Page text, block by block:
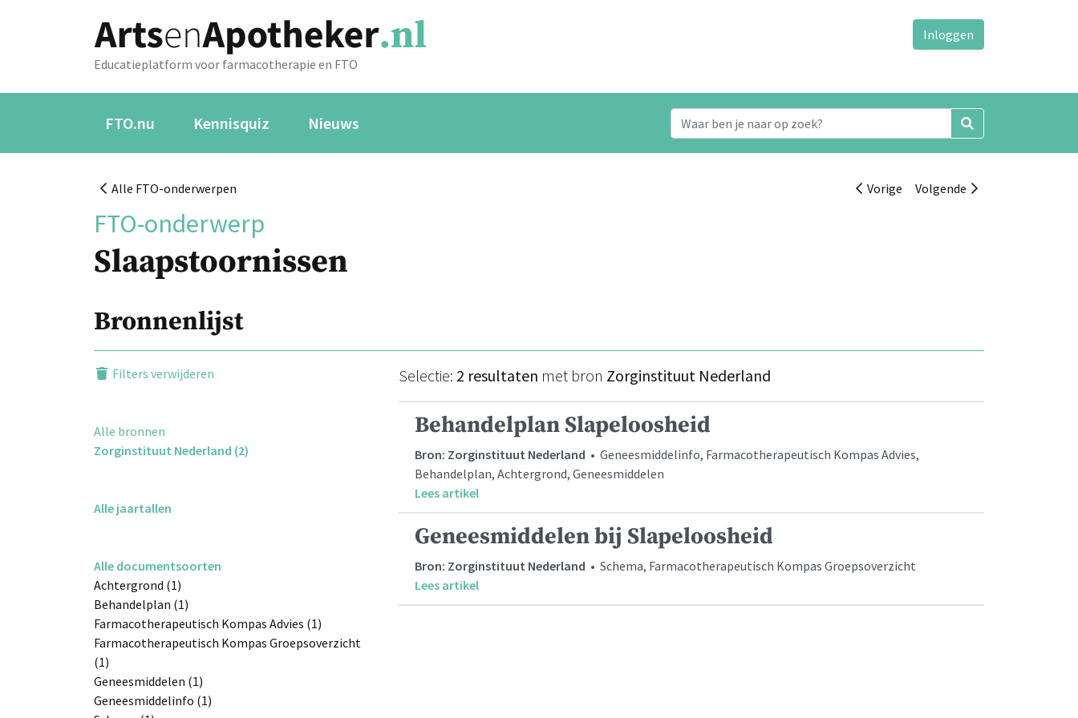
Educatieplatform voor farmacotherapie en FTO
Inloggen
FTO.nu Kennisquiz Nieuws
Alle FTO-onderwerpen Vorige Volgende
FTO-onderwerp
Slaapstoornissen
Bronnenlijst
Filters verwijderen
Alle bronnen
Zorginstituut Nederland (2)
Alle jaartallen
Alle documentsoorten
Achtergrond (1)
Behandelplan (1)
Farmacotherapeutisch Kompas Advies (1)
Farmacotherapeutisch Kompas Groepsoverzicht
(1)
Geneesmiddelen (1)
Geneesmiddelinfo (1)
Selectie: 2 resultaten met bron Zorginstituut Nederland
Behandelplan Slapeloosheid
Bron: Zorginstituut Nederland • Geneesmiddelinfo, Farmacotherapeutisch Kompas Advies,
Behandelplan, Achtergrond, Geneesmiddelen
Lees artikel
Geneesmiddelen bij Slapeloosheid
Bron: Zorginstituut Nederland • Schema, Farmacotherapeutisch Kompas Groepsoverzicht
Lees artikel